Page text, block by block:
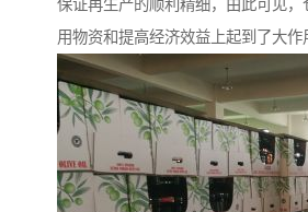
保证再生产的顺利精细，由此可见，
用物资和提高经济效益上起到了大作